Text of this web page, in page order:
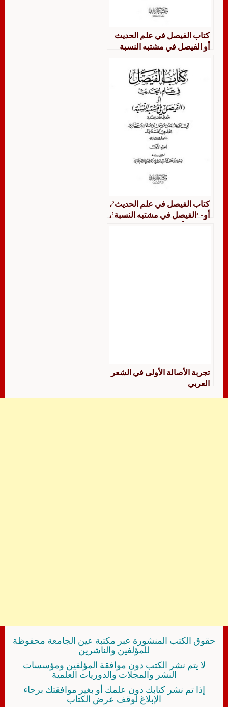
كتاب الفيصل في علم الحديث
أو الفيصل في مشتبه النسبة
كتاب الفيصل في علم الحديث’،
أو- ‘الفيصل في مشتبه النسبة’،
تجربة الأصالة الأولى في الشعر
العربي
حقوق الكتب المنشورة عبر مكتبة عين الجامعة محفوظة
للمؤلفين والناشرين
لا يتم نشر الكتب دون موافقة المؤلفين ومؤسسات
النشر والمجلات والدوريات العلمية
إذا تم نشر كتابك دون علمك أو بغير موافقتك برجاء
الإبلاغ لوقف عرض الكتاب